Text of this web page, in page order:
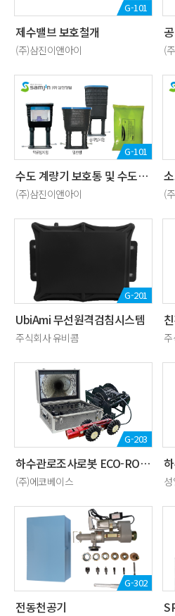
G-101
제수밸브 보호철개
(주)삼진이앤아이 (
G-101
수도 계량기 보호통 및 수도미터기용 동파방지팩
(주)삼진이앤아이 (
G-201
UbiAmi 무선원격검침시스템
주식회사 유비콤
G-203
하수관로조사로봇 ECO-ROBOT2.0
(주)에코베이스
G-302
전동천공기